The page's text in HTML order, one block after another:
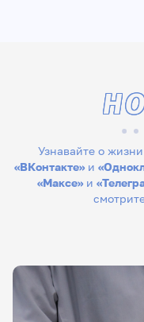
Узнавайте о
«ВКонтакте»и
«Максе» и